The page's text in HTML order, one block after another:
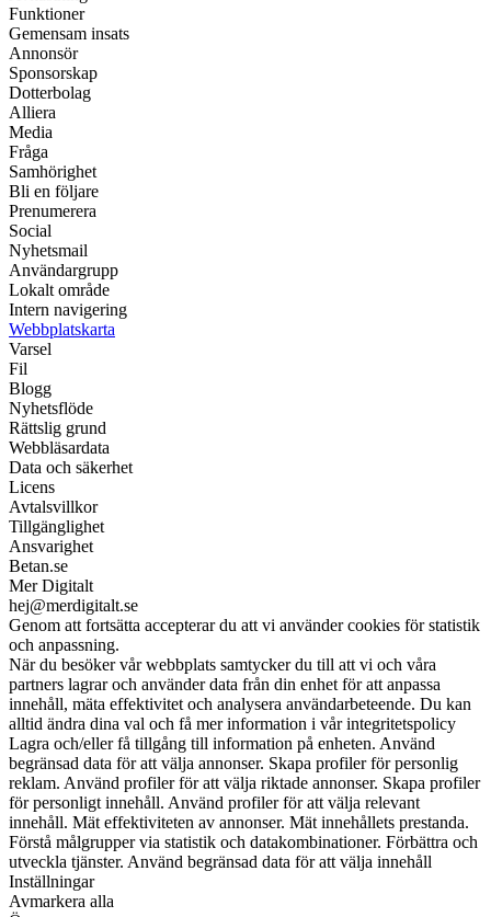
Funktioner
Gemensam insats
Annonsör
Sponsorskap
Dotterbolag
Alliera
Media
Fråga
Samhörighet
Bli en följare
Prenumerera
Social
Nyhetsmail
Användargrupp
Lokalt område
Intern navigering
Webbplatskarta
Varsel
Fil
Blogg
Nyhetsflöde
Rättslig grund
Webbläsardata
Data och säkerhet
Licens
Avtalsvillkor
Tillgänglighet
Ansvarighet
Betan.se
Mer Digitalt
hej@merdigitalt.se
Genom att fortsätta accepterar du att vi använder cookies för statistik
och anpassning.
När du besöker vår webbplats samtycker du till att vi och våra
partners lagrar och använder data från din enhet för att anpassa
innehåll, mäta effektivitet och analysera användarbeteende. Du kan
alltid ändra dina val och få mer information i vår integritetspolicy
Lagra och/eller få tillgång till information på enheten. Använd
begränsad data för att välja annonser. Skapa profiler för personlig
reklam. Använd profiler för att välja riktade annonser. Skapa profiler
för personligt innehåll. Använd profiler för att välja relevant
innehåll. Mät effektiviteten av annonser. Mät innehållets prestanda.
Förstå målgrupper via statistik och datakombinationer. Förbättra och
utveckla tjänster. Använd begränsad data för att välja innehåll
Inställningar
Avmarkera alla